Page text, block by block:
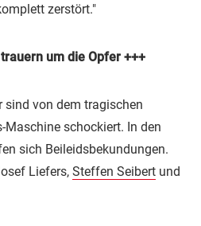
zerstört."
um die Opfer +++
von dem tragischen
Maschine schockiert. In den
sich Beileidsbekundungen.
Liefers, Steffen Seibert und